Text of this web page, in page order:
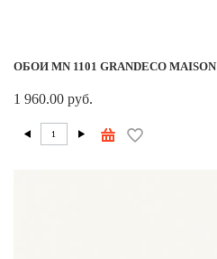
ОБОИ MN 1101 GRANDECO MAISON
1 960.00 руб.